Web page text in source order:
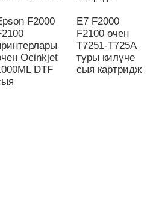
F2000
Ocinkjet
DTF
E7 F2000
F2100 өчен
T7251-T725A
туры килүче
сыя картридж